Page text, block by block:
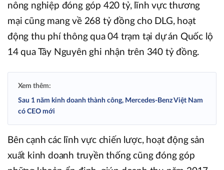
nông nghiệp đóng góp 420 tỷ, lĩnh vực thương
mại cũng mang về 268 tỷ đồng cho DLG, hoạt
động thu phí thông qua 04 trạm tại dự án Quốc lộ
14 qua Tây Nguyên ghi nhận trên 340 tỷ đồng.
Xem thêm:
Sau 1 năm kinh doanh thành công, Mercedes-Benz Việt Nam
có CEO mới
Bên cạnh các lĩnh vực chiến lược, hoạt động sản
xuất kinh doanh truyền thống cũng đóng góp